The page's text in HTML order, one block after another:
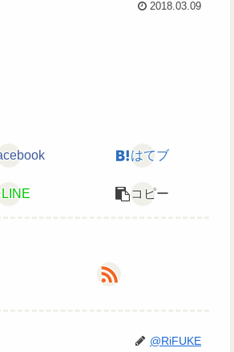
2018.03.09
はてブ
LINE コピー
@RiFUKE